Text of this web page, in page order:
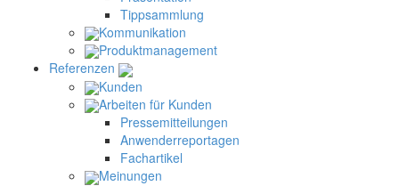
Tippsammlung
Kommunikation
Produktmanagement
Referenzen
Kunden
Arbeiten für Kunden
Pressemitteilungen
Anwenderreportagen
Fachartikel
Meinungen